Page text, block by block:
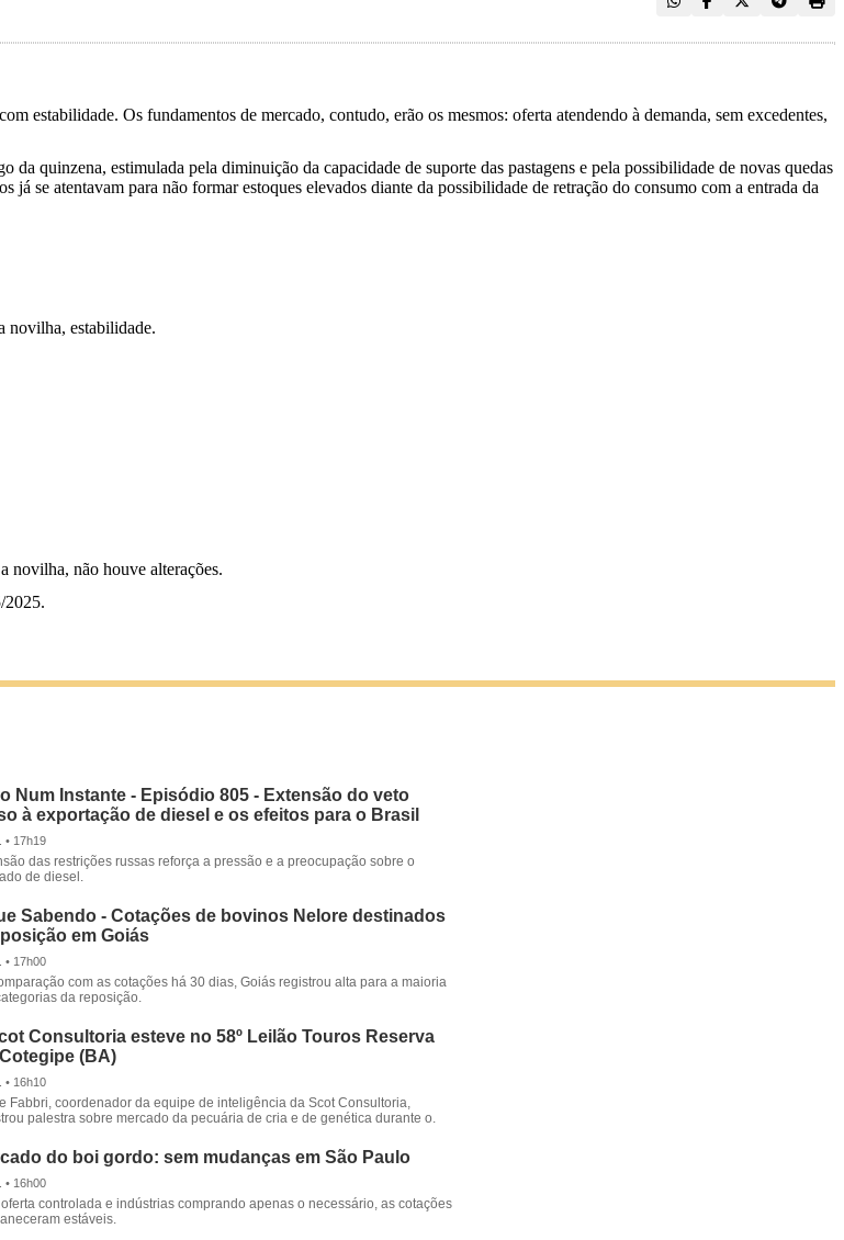
estabilidade. Os fundamentos de mercado, contudo, erão os mesmos: oferta atendendo à demanda, sem excedentes,
quinzena, estimulada pela diminuição da capacidade de suporte das pastagens e pela possibilidade de novas quedas
se atentavam para não formar estoques elevados diante da possibilidade de retração do consumo com a entrada da
novilha, estabilidade.
novilha, não houve alterações.
2025.
Num Instante - Episódio 805 - Extensão do veto
à exportação de diesel e os efeitos para o Brasil
• 17h19
das restrições russas reforça a pressão e a preocupação sobre o
de diesel.
Sabendo - Cotações de bovinos Nelore destinados
em Goiás
• 17h00
com as cotações há 30 dias, Goiás registrou alta para a maioria
da reposição.
Consultoria esteve no 58º Leilão Touros Reserva
(BA)
• 16h10
Fabbri, coordenador da equipe de inteligência da Scot Consultoria,
palestra sobre mercado da pecuária de cria e de genética durante o.
do boi gordo: sem mudanças em São Paulo
• 16h00
controlada e indústrias comprando apenas o necessário, as cotações
estáveis.